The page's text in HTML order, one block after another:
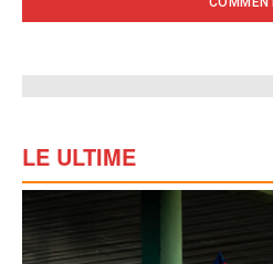
LE ULTIME